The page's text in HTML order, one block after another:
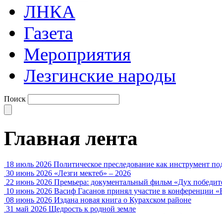
ЛНКА
Газета
Мероприятия
Лезгинские народы
Поиск
Главная лента
18 июль 2026 Политическое преследование как инструмент
30 июнь 2026 «Лезги мектеб» – 2026
22 июнь 2026 Премьера: документальный фильм «Дух
10 июнь 2026 Васиф Гасанов принял участие в конференции
08 июнь 2026 Издана новая книга о Курахском районе
31 май 2026 Щедрость к родной земле